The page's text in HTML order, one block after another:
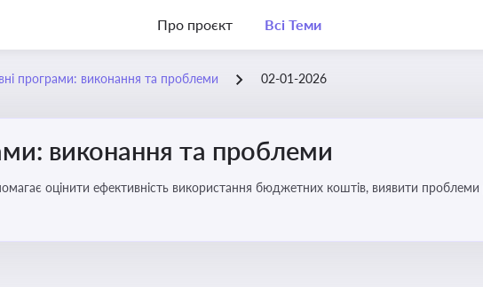
Про проєкт Всі Теми
програми: виконання та проблеми 02-01-2026
виконання та проблеми
оцінити ефективність використання бюджетних коштів, виявити проблеми